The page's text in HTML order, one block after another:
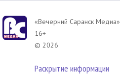
«Вечерний Саранск Mедиа»
16+
© 2026
Раскрытие информации